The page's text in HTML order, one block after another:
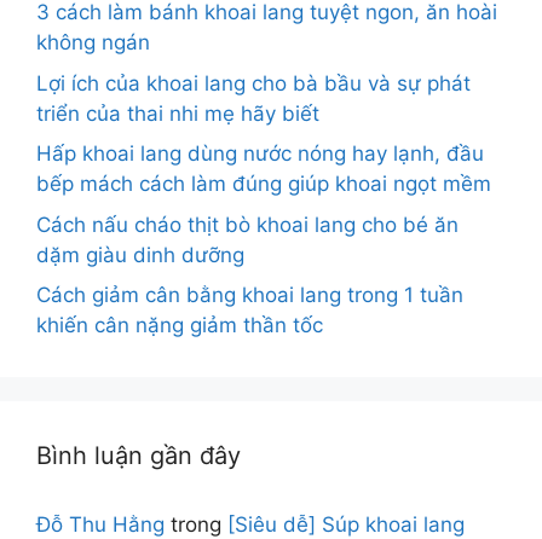
3 cách làm bánh khoai lang tuyệt ngon, ăn hoài
không ngán
Lợi ích của khoai lang cho bà bầu và sự phát
triển của thai nhi mẹ hãy biết
Hấp khoai lang dùng nước nóng hay lạnh, đầu
bếp mách cách làm đúng giúp khoai ngọt mềm
Cách nấu cháo thịt bò khoai lang cho bé ăn
dặm giàu dinh dưỡng
Cách giảm cân bằng khoai lang trong 1 tuần
khiến cân nặng giảm thần tốc
Bình luận gần đây
Đỗ Thu Hằng trong [Siêu dễ] Súp khoai lang